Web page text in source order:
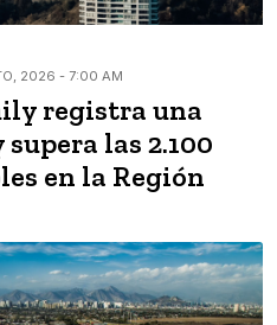
2026 - 7:00 AM
registra una
supera las 2.100
en la Región